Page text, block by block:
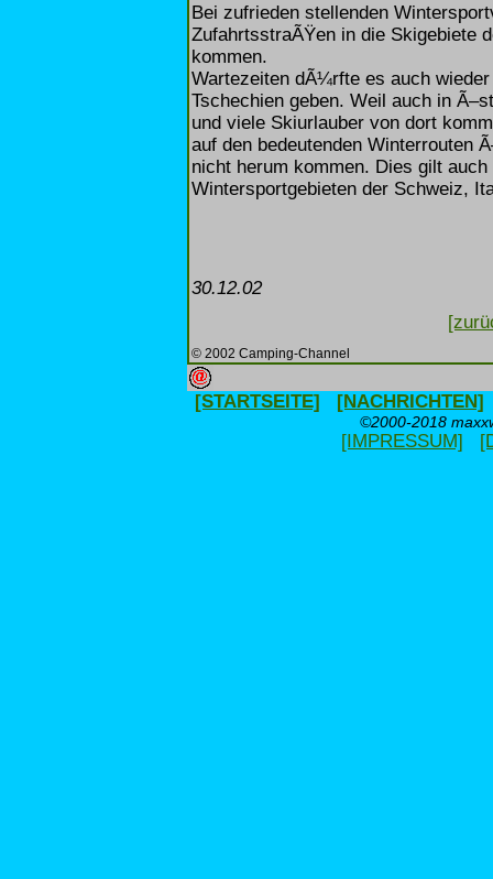
Bei zufrieden stellenden
ZufahrtsstraÃŸen in die Skigebiete
kommen.
Wartezeiten dÃ¼rfte es auch
Tschechien geben. Weil auch in
und viele Skiurlauber von dort
auf den bedeutenden Winterrouten
nicht herum kommen. Dies gilt
Wintersportgebieten der Schweiz,
30.12.02
© 2002 Camping-Channel
[STARTSEITE] [NACHRICHTEN]
©2000-2018
[IMPRESSUM]